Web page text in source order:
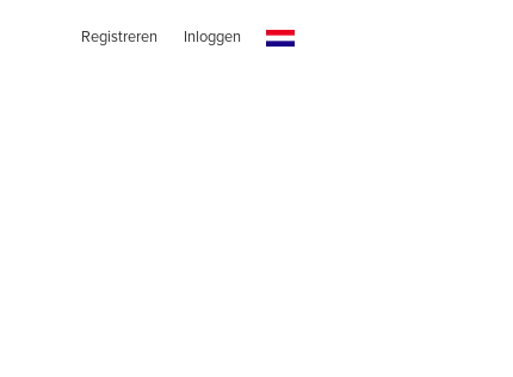
Registreren Inloggen